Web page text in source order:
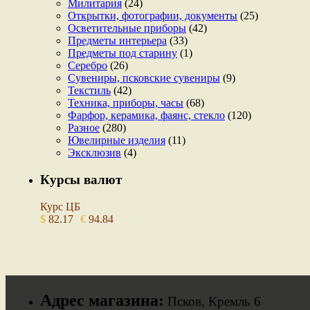
Милитария (24)
Открытки, фотографии, документы (25)
Осветительные приборы (42)
Предметы интерьера (33)
Предметы под старину (1)
Серебро (26)
Сувениры, псковские сувениры (9)
Текстиль (42)
Техника, приборы, часы (68)
Фарфор, керамика, фаянс, стекло (120)
Разное (280)
Ювелирные изделия (11)
Эксклюзив (4)
Курсы валют
Курс ЦБ
$ 82.17 € 94.84
Адрес магазина: Псков, Кремль 6